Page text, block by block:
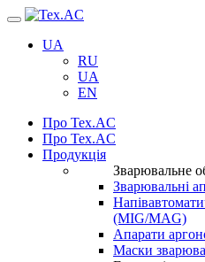
Навігація
UA
RU
UA
EN
Про Tex.AC
Про Tex.AC
Продукція
Зварювальне
Зварювальні
(MIG/MAG)
Апарати
Маски